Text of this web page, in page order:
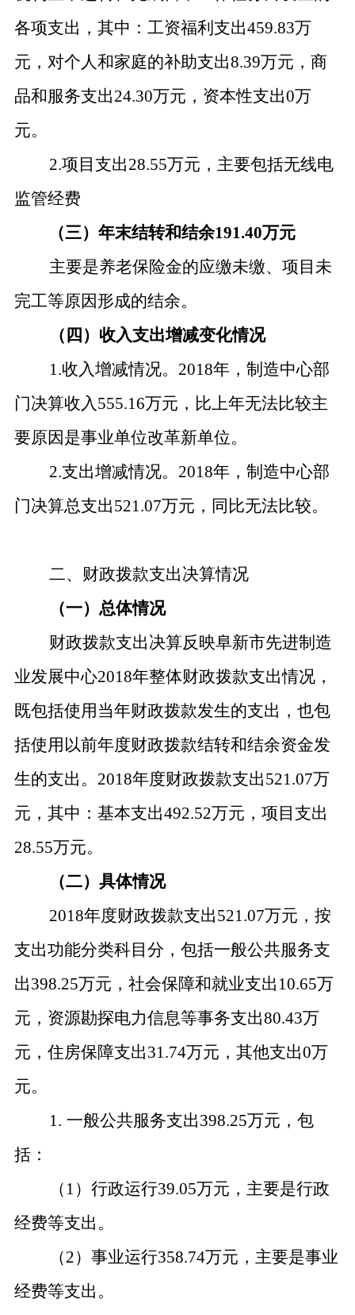
各项支出，其中：工资福利支出459.83万
元，对个人和家庭的补助支出8.39万元，商
品和服务支出24.30万元，资本性支出0万
元。
2.项目支出28.55万元，主要包括无线电
监管经费
（三）年末结转和结余191.40万元
主要是养老保险金的应缴未缴、项目未
完工等原因形成的结余。
（四）收入支出增减变化情况
1.收入增减情况。2018年，制造中心部
门决算收入555.16万元，比上年无法比较主
要原因是事业单位改革新单位。
2.支出增减情况。2018年，制造中心部
门决算总支出521.07万元，同比无法比较。
二、财政拨款支出决算情况
（一）总体情况
财政拨款支出决算反映阜新市先进制造
业发展中心2018年整体财政拨款支出情况，
既包括使用当年财政拨款发生的支出，也包
括使用以前年度财政拨款结转和结余资金发
生的支出。2018年度财政拨款支出521.07万
元，其中：基本支出492.52万元，项目支出
28.55万元。
（二）具体情况
2018年度财政拨款支出521.07万元，按
支出功能分类科目分，包括一般公共服务支
出398.25万元，社会保障和就业支出 10.65万
元，资源勘探电力信息等事务支出80.43万
元，住房保障支出31.74万元，其他支出0万
元。
1. 一般公共服务支出398.25万元，包
括：
（ 1）行政运行39.05万元，主要是行政
经费等支出。
（2）事业运行358.74万元，主要是事业
经费等支出。